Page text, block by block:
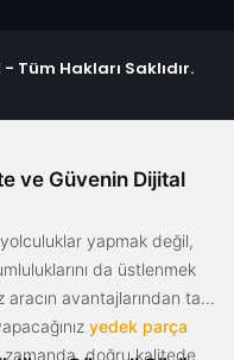
Tüm Hakları Saklıdır.
ve Güvenin Dijital
yapmak değil,
da üstlenmek
avantajlarından tam
yedek parça
zamanda, doğru kalitede